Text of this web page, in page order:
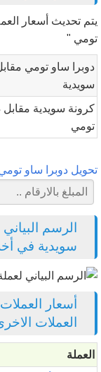
يتم تحديث أسعار
تومي "
دوبرا ساو تومي
سويدية
كرونة سويدية مقابل
تومي
تحويل دوبرا ساو
الرسم
سويدية في أخر 5
أسعار
العملات
العملة